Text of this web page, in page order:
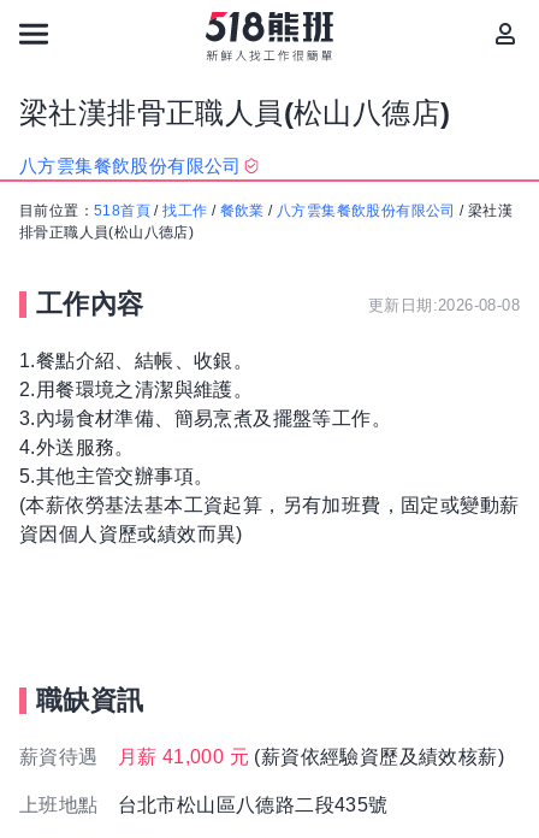
梁社漢排骨正職人員(松山八德店)
八方雲集餐飲股份有限公司
目前位置： 518首頁 /找工作 / 餐飲業 / 八方雲集餐飲股份有限公司 /梁社漢
排骨正職人員(松山八德店)
工作內容 更新日期:2026-08-08
1.餐點介紹、結帳、收銀。
2.用餐環境之清潔與維護。
3.內場食材準備、簡易烹煮及擺盤等工作。
4.外送服務。
5.其他主管交辦事項。
(本薪依勞基法基本工資起算，另有加班費，固定或變動薪
資因個人資歷或績效而異)
職缺資訊
薪資待遇 月薪 41,000 元 (薪資依經驗資歷及績效核薪)
上班地點 台北市松山區八德路二段435號